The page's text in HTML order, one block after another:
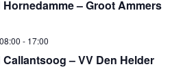
– Groot Ammers
– VV Den Helder
- 17:00